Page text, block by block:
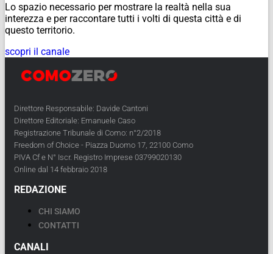
Lo spazio necessario per mostrare la realtà nella sua
interezza e per raccontare tutti i volti di questa città e di
questo territorio.
scopri il canale
Direttore Responsabile: Davide Cantoni
Direttore Editoriale: Emanuele Caso
Registrazione Tribunale di Como: n°2/2018
Freedom of Choice - Piazza Duomo 17, 22100 Como
PIVA Cf e N° Iscr. Registro Imprese 03799020130
Online dal 14 febbraio 2018
REDAZIONE
CHI SIAMO
CONTATTI
CANALI